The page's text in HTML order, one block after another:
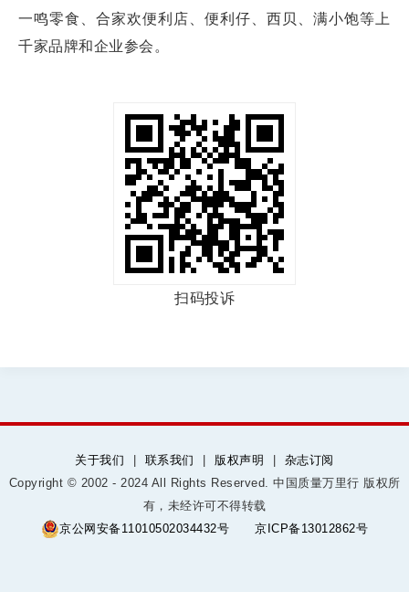
一鸣零食、合家欢便利店、便利仔、西贝、满小饱等上
千家品牌和企业参会。
扫码投诉
关于我们 | 联系我们 | 版权声明 |
杂志订阅
Copyright © 2002 - 2024 All Rights Reserved. 中国质量万里行 版权所
有，未经许可不得转载
京公网安备11010502034432号
京ICP备13012862号